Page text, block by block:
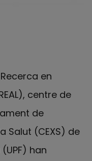
email
en
centre de
de
Salut (CEXS) de
han